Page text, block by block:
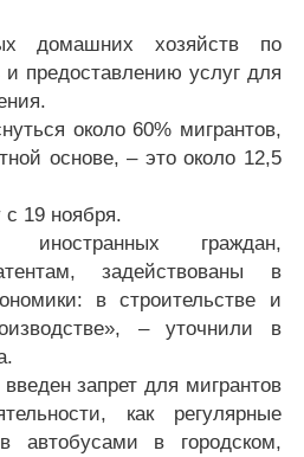
домашних хозяйств по
и предоставлению услуг для
около 60% мигрантов,
основе, – это около 12,5
с 19 ноября.
иностранных граждан,
задействованы в
в строительстве и
– уточнили в
запрет для мигрантов
как регулярные
автобусами в городском,